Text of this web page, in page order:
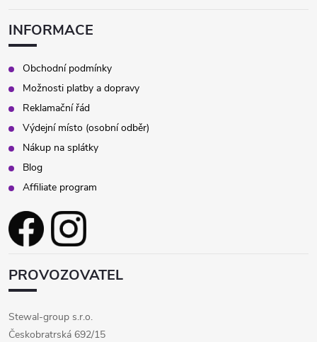
INFORMACE
Obchodní podmínky
Možnosti platby a dopravy
Reklamační řád
Výdejní místo (osobní odběr)
Nákup na splátky
Blog
Affiliate program
PROVOZOVATEL
Stewal-group s.r.o.
Českobratrská 692/15